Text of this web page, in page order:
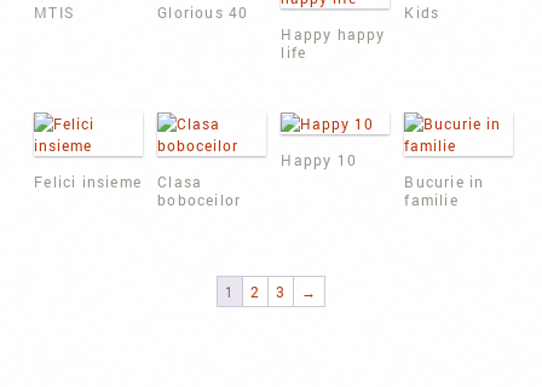
MTIS
Glorious 40
Happy happy
life
Kids
Felici insieme
Clasa
boboceilor
Happy 10
Bucurie in
familie
1 2 3 →